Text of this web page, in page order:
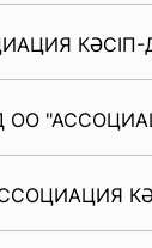
КӘСІП-
ОО